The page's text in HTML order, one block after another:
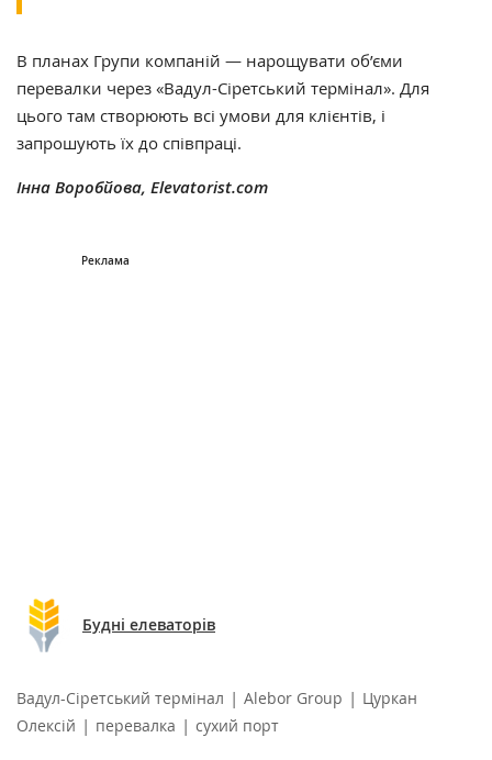
В планах Групи компаній — нарощувати об’єми
перевалки через «Вадул-Сіретський термінал». Для
цього там створюють всі умови для клієнтів, і
запрошують їх до співпраці.
Інна Воробйова, Elevatorist.com
Будні елеваторів
Вадул-Сіретський термінал | Alebor Group | Цуркан
Олексій | перевалка | сухий порт